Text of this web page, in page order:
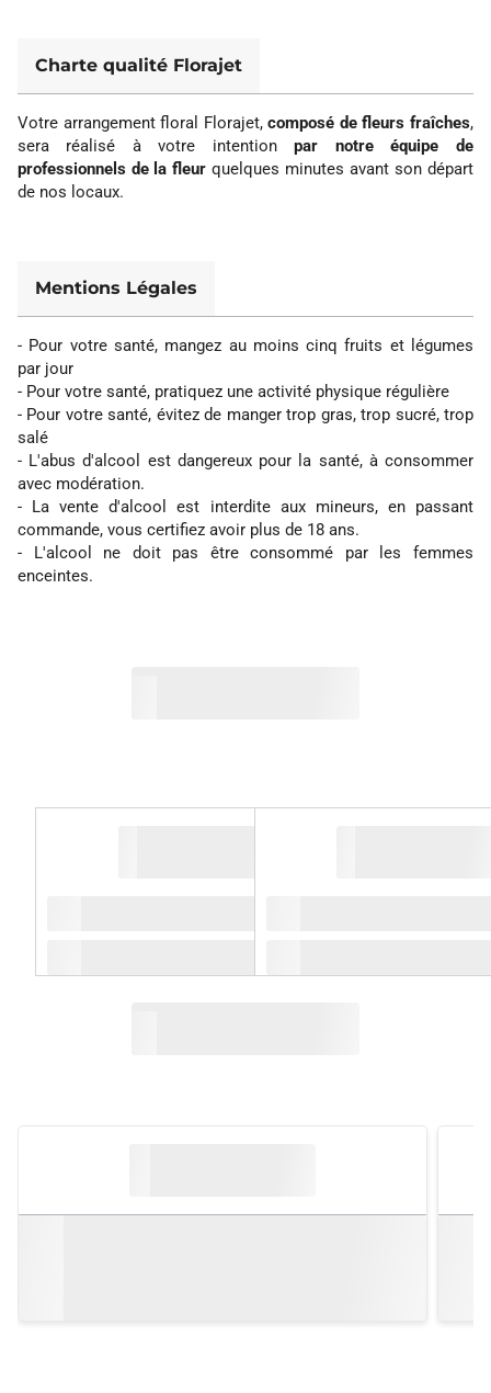
Charte qualité Florajet
Votre arrangement floral Florajet, composé de fleurs fraîches,
sera réalisé à votre intention par notre équipe de
professionnels de la fleur quelques minutes avant son départ
de nos locaux.
Mentions Légales
- Pour votre santé, mangez au moins cinq fruits et légumes
par jour
- Pour votre santé, pratiquez une activité physique régulière
- Pour votre santé, évitez de manger trop gras, trop sucré, trop
salé
- L'abus d'alcool est dangereux pour la santé, à consommer
avec modération.
- La vente d'alcool est interdite aux mineurs, en passant
commande, vous certifiez avoir plus de 18 ans.
- L'alcool ne doit pas être consommé par les femmes
enceintes.